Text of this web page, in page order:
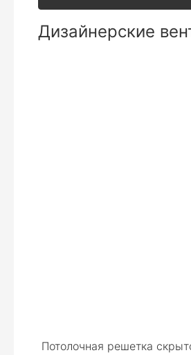
Дизайнерские
Потолочная решетка